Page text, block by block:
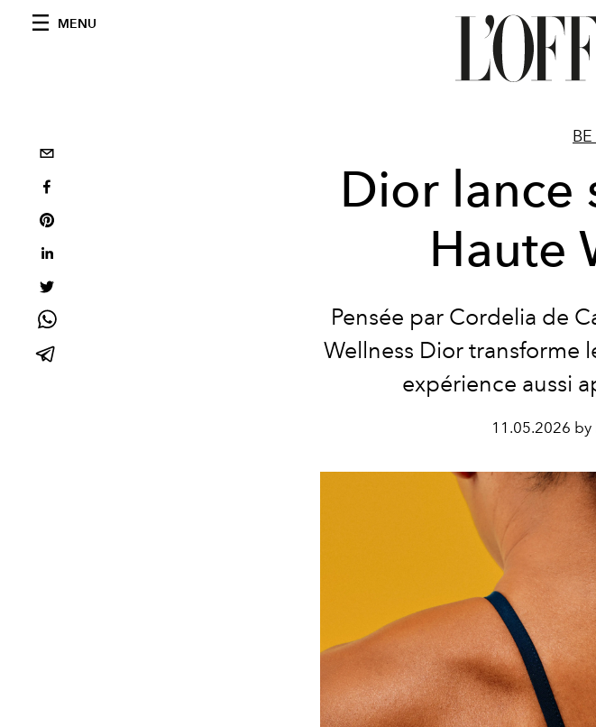
MENU
Dior lance
Haute
Pensée par Cordelia de
Wellness Dior transforme
expérience aussi
11.05.2026